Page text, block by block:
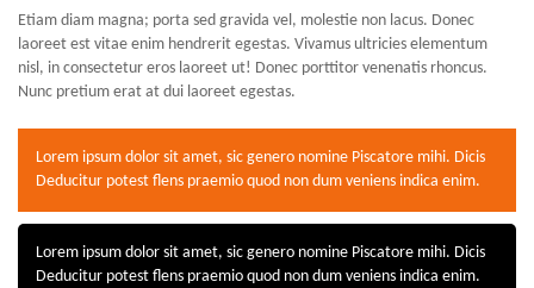
Etiam diam magna; porta sed gravida vel, molestie non lacus. Donec
laoreet est vitae enim hendrerit egestas. Vivamus ultricies elementum
nisl, in consectetur eros laoreet ut! Donec porttitor venenatis rhoncus.
Nunc pretium erat at dui laoreet egestas.
Lorem ipsum dolor sit amet, sic genero nomine Piscatore mihi. Dicis
Deducitur potest flens praemio quod non dum veniens indica enim.
Lorem ipsum dolor sit amet, sic genero nomine Piscatore mihi. Dicis
Deducitur potest flens praemio quod non dum veniens indica enim.